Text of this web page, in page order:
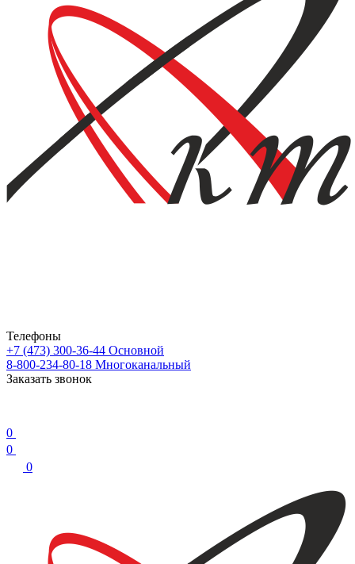
Телефоны
+7 (473) 300-36-44 Основной
8-800-234-80-18 Многоканальный
Заказать звонок
0
0
0